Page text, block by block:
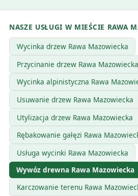
NASZE USŁUGI W MIEŚCIE RAWA
Wycinka drzew Rawa Mazowiecka
Przycinanie drzew Rawa Mazowiecka
Wycinka alpinistyczna Rawa
Usuwanie drzew Rawa Mazowiecka
Utylizacja drzew Rawa Mazowiecka
Rębakowanie gałęzi Rawa
Usługa wycinki Rawa Mazowiecka
Wywóz drewna Rawa Mazowiecka
Karczowanie terenu Rawa